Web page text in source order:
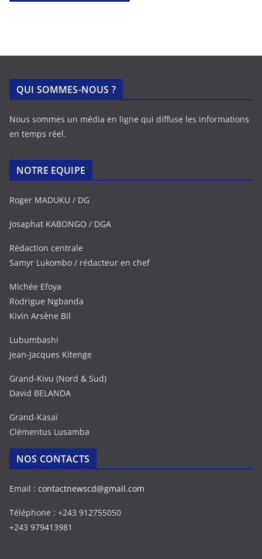
QUI SOMMES-NOUS ?
Nous sommes un média en ligne qui diffuse les informations
en temps réel.
NOTRE EQUIPE
Roger MADUKU / DG
Josaphat KABONGO / DGA
Rédaction centrale
Samyr Lukombo / rédacteur en chef
Michée Efoya
Rodrigue Ngbanda
Kivin Arsène Bil
Lubumbashi
Jean-Jacques Kitenge
Grand-Kivu (Nord & Sud)
David BELANDA
Grand-Kasaï
Clémentus Lusamba
NOS CONTACTS
Email : contactnewscd@gmail.com
Téléphone : +243 912755050
+243 979413981